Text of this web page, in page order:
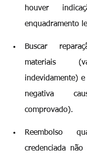
houver
enquadramento
Buscar
materiais
indevidamente)
negativa
comprovado).
Reembolso
credenciada